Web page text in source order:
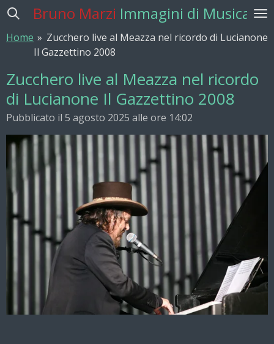
Vai
contenuto
principale
Bruno Marzi Immagini di Musica
Home » Zucchero live al Meazza nel ricordo di Lucianone
Il Gazzettino 2008
Zucchero live al Meazza nel ricordo
di Lucianone Il Gazzettino 2008
Pubblicato il 5 agosto 2025 alle ore 14:02